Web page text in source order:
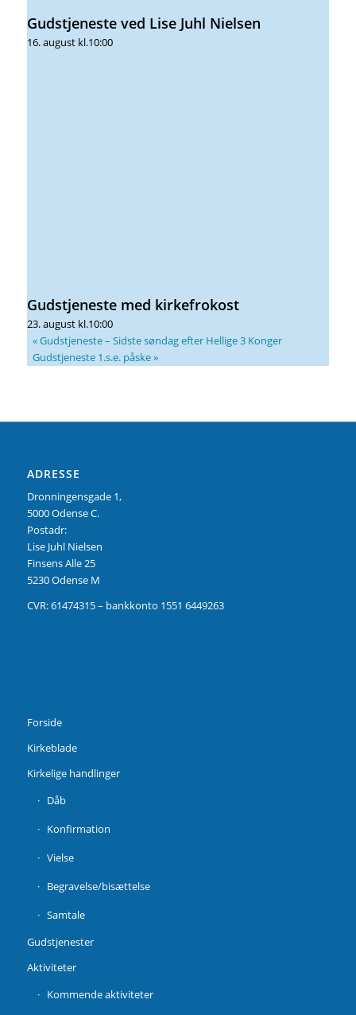
Gudstjeneste ved Lise Juhl Nielsen
16. august kl.10:00
Gudstjeneste med kirkefrokost
23. august kl.10:00
«Gudstjeneste – Sidste søndag efter Hellige 3 Konger
Gudstjeneste 1.s.e. påske»
ADRESSE
Dronningensgade 1,
5000 Odense C.
Postadr:
Lise Juhl Nielsen
Finsens Alle 25
5230 Odense M
CVR: 61474315 – bankkonto 1551 6449263
Forside
Kirkeblade
Kirkelige handlinger
Dåb
Konfirmation
Vielse
Begravelse/bisættelse
Samtale
Gudstjenester
Aktiviteter
Kommende aktiviteter